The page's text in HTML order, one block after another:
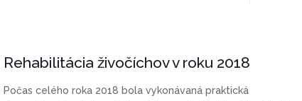
Rehabilitácia živočíchov v roku 2018
Počas celého roka 2018 bola vykonávaná praktická